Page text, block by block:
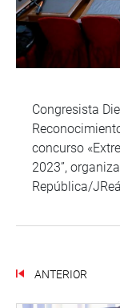
Congresista
concurso
2023”,
República/
ANTERIOR